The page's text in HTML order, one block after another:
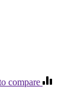
compare